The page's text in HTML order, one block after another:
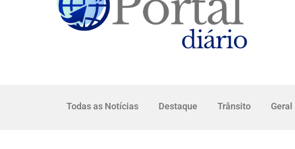
Todas as Notícias Destaque Trânsito Geral